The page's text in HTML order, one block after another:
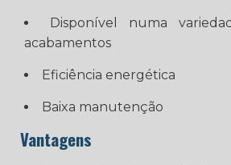
Disponível numa
acabamentos
Eficiência energética
Baixa manutenção
Vantagens